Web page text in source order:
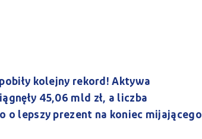
kolejny rekord! Aktywa
45,06 mld zł, a liczba
o lepszy prezent na koniec mijającego